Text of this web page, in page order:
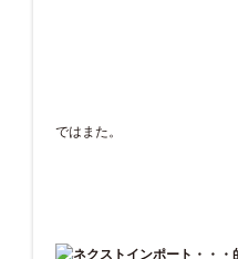
ではまた。